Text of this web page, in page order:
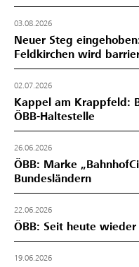
03.08.2026
Neuer Steg
Feldkirchen wird
02.07.2026
Kappel am Krappfeld:
ÖBB-Haltestelle
26.06.2026
ÖBB: Marke
Bundesländern
22.06.2026
ÖBB: Seit heute
19.06.2026